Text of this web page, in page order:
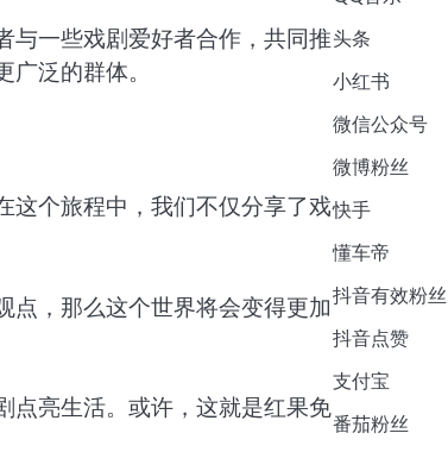
与一些戏剧爱好者合作，共同推
泛的群体。
这个旅程中，我们不仅分享了戏
点，那么这个世界将会变得更加
点亮生活。或许，这就是红果免
头条
小红书
微信公众号
微博粉丝
快手
懂车帝
抖音有效粉丝
抖音点赞
支付宝
番茄粉丝